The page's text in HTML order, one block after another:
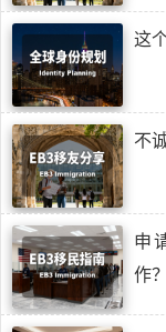
这
不
申
作？